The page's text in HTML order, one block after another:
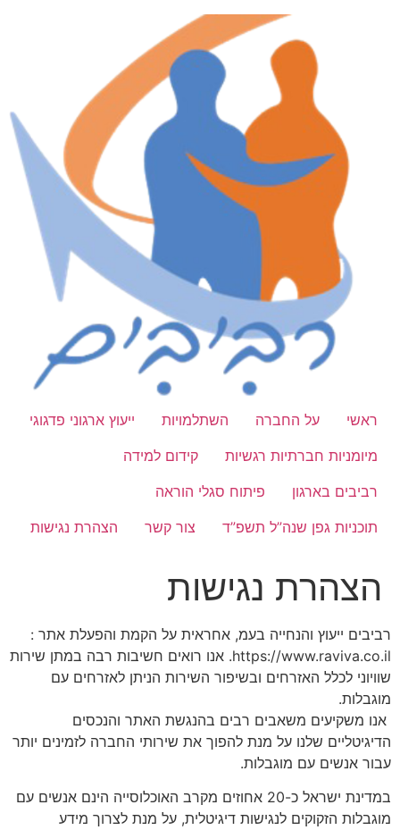
ראשי על החברה השתלמויות
ייעוץ ארגוני פדגוגי
מיומניות חברתיות רגשיות
קידום למידה
רביבים בארגון
פיתוח סגלי הוראה
תוכניות גפן שנה”ל תשפ”ד
צור קשר הצהרת נגישות
הצהרת נגישות
רביבים ייעוץ והנחייה בעמ, אחראית על הקמת והפעלת אתר :
https://www.raviva.co.il. אנו רואים חשיבות רבה במתן שירות
שוויוני לכלל האזרחים ובשיפור השירות הניתן לאזרחים עם
מוגבלות.
אנו משקיעים משאבים רבים בהנגשת האתר והנכסים
הדיגיטליים שלנו על מנת להפוך את שירותי החברה לזמינים יותר
עבור אנשים עם מוגבלות.
במדינת ישראל כ-20 אחוזים מקרב האוכלוסייה הינם אנשים עם
מוגבלות הזקוקים לנגישות דיגיטלית, על מנת לצרוך מידע